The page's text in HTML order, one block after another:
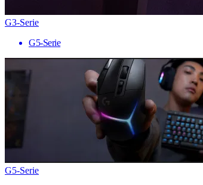
G3-Serie
G5-Serie
G5-Serie